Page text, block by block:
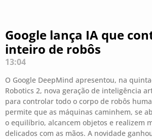
Google lança IA que
inteiro de robôs
13:04
O Google DeepMind apresentou, na
Robotics 2, nova geração de inteligência
para controlar todo o corpo de robôs
permite que as máquinas caminhem, se
o equilíbrio, alcancem objetos e realizem
delicados com as mãos. A novidade